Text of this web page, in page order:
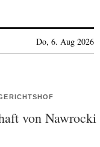
Do, 6. Aug 2026
von Nawrocki